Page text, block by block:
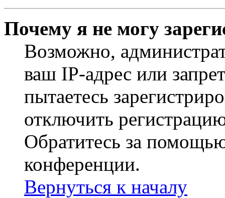
Почему я не могу
Возможно,
ваш IP-адрес или
пытаетесь
отключить
Обратитесь за
конференции.
Вернуться к началу